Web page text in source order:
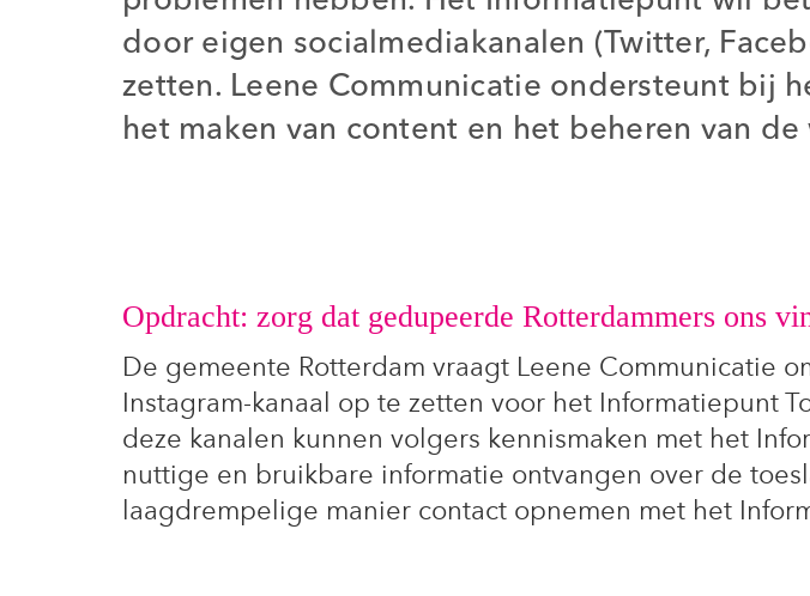
door eigen socialmediakanalen (Twitter,
zetten. Leene Communicatie ondersteunt bij
het maken van content en het beheren van de
Opdracht: zorg dat gedupeerde Rotterdammers ons
De gemeente Rotterdam vraagt Leene Communicatie
Instagram-kanaal op te zetten voor het Informatiepunt
deze kanalen kunnen volgers kennismaken met het
nuttige en bruikbare informatie ontvangen over de
laagdrempelige manier contact opnemen met het